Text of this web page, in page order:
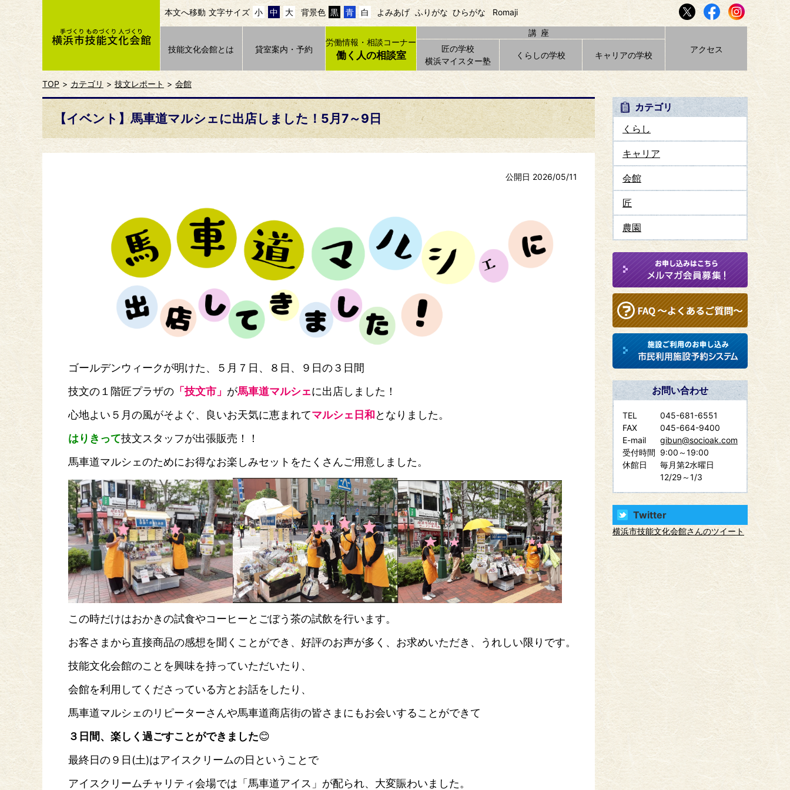
本文へ移動 文字サイズ 小 中 大 背景色 黒 青 白 よみあげ ふりがな ひらがな Romaji
技能文化会館とは 貸室案内・予約
労働情報・相談コーナー
働く人の相談室
講座
匠の学校
横浜マイスター塾
くらしの学校 キャリアの学校
アクセス
TOP カテゴリ 技文レポート 会館
【イベント】馬車道マルシェに出店しました！5月7～9日
公開日 2026/05/11
ゴールデンウィークが明けた、５月７日、８日、９日の３日間
技文の１階匠プラザの 「技文市」 が馬車道マルシェに出店しました！
心地よい５月の風がそよぐ、良いお天気に恵まれてマルシェ日和となりました。
はりきって技文スタッフが出張販売！！
馬車道マルシェのためにお得なお楽しみセットをたくさんご用意しました。
この時だけはおかきの試食やコーヒーとごぼう茶の試飲を行います。
お客さまから直接商品の感想を聞くことができ、好評のお声が多く、お求めいただき、うれしい限りです。
技能文化会館のことを興味を持っていただいたり、
会館を利用してくださっている方とお話をしたり、
馬車道マルシェのリピーターさんや馬車道商店街の皆さまにもお会いすることができて
３日間、楽しく過ごすことができました😊
最終日の９日(土)はアイスクリームの日ということで
アイスクリームチャリティ会場では「馬車道アイス」が配られ、大変賑わいました。
カテゴリ
くらし
キャリア
会館
匠
農園
お問い合わせ
TEL
045-681-6551
FAX
045-664-9400
E-mail
gibun@socioak.com
受付時間 9:00～19:00
休館日
毎月第2水曜日
12/29～1/3
Twitter
横浜市技能文化会館さんのツイート